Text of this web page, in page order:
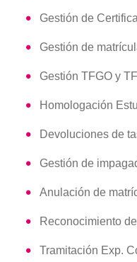
Gestión de
Gestión de
Gestión TFGO y
Homologación
Devoluciones de
Gestión de
Anulación de
Reconocimiento
Tramitación Exp.